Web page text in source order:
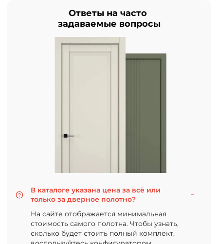
Ответы на часто
задаваемые вопросы
В каталоге указана цена за всё или
только за дверное полотно?
На сайте отображается минимальная
стоимость самого полотна. Чтобы узнать,
сколько будет стоить полный комплект,